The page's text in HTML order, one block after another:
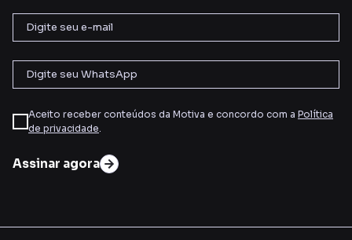
Aceito receber conteúdos da Motiva e concordo com a Política
de privacidade.
Assinar agora